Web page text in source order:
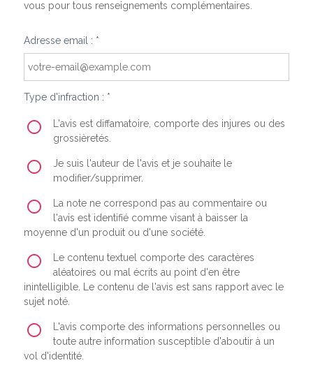
vous pour tous renseignements complémentaires.
Adresse email : *
Type d'infraction : *
L'avis est diffamatoire, comporte des injures ou des
grossièretés.
Je suis l'auteur de l'avis et je souhaite le
modifier/supprimer.
La note ne correspond pas au commentaire ou
l'avis est identifié comme visant à baisser la
moyenne d'un produit ou d'une société.
Le contenu textuel comporte des caractères
aléatoires ou mal écrits au point d'en être
inintelligible. Le contenu de l'avis est sans rapport avec le
sujet noté.
L'avis comporte des informations personnelles ou
toute autre information susceptible d'aboutir à un
vol d'identité.